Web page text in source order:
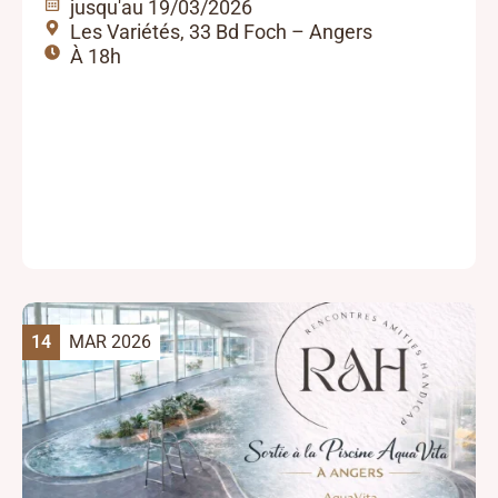
jusqu'au 19/03/2026
Les Variétés, 33 Bd Foch – Angers
À 18h
14 MAR 2026